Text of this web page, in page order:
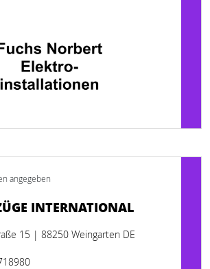
angegeben
INTERNATIONAL
15 | 88250 Weingarten DE